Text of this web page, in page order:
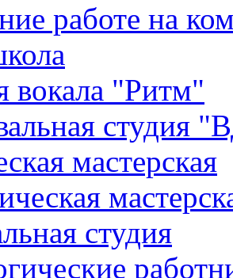
работе на
вокала "Ритм"
студия
мастерская
студия